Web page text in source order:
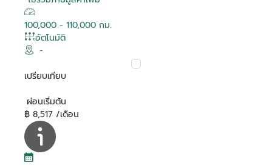
100,000 - 110,000 กม.
อัตโนมัติ
-
เปรียบเทียบ
ผ่อนเริ่มต้น
฿ 8,517 /เดือน